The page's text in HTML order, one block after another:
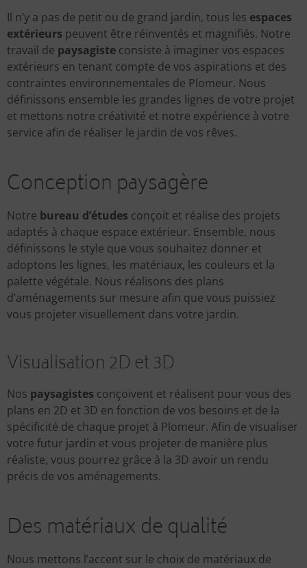
Il n’y a pas de petit ou de grand jardin, tous les espaces
extérieurs peuvent être réinventés et magnifiés. Notre
travail de paysagiste consiste à imaginer vos espaces
extérieurs en tenant compte de vos aspirations et des
contraintes environnementales de Plomeur. Nous
définissons ensemble les grandes lignes de votre projet
et mettons notre créativité et notre expérience à votre
service afin de réaliser le jardin de vos rêves.
Conception paysagère
Notre bureau d’études conçoit et réalise des projets
adaptés à chaque espace extérieur. Ensemble, nous
définissons le style que vous souhaitez donner et
adoptons les lignes, les matériaux, les couleurs et la
palette végétale. Nous réalisons des plans
d’aménagements sur mesure afin que vous puissiez
vous projeter visuellement dans votre jardin.
Visualisation 2D et 3D
Nos paysagistes conçoivent et réalisent pour vous des
plans en 2D et 3D en fonction de vos besoins et de la
spécificité de chaque projet à Plomeur. Afin de visualiser
votre futur jardin et vous projeter de manière plus
réaliste, vous pourrez grâce à la 3D avoir un rendu
précis de vos aménagements.
Des matériaux de qualité
Nous mettons l’accent sur le choix de matériaux de